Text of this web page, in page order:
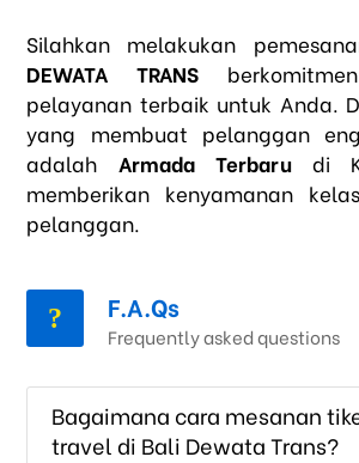
Silahkan melakukan
DEWATA TRANS
pelayanan terbaik untuk Anda.
yang membuat pelanggan
adalah Armada Terbarudi
memberikan kenyamanan
pelanggan.
F.A.Qs
Frequently asked questions
Bagaimana cara mesanan
travel di Bali Dewata Trans?